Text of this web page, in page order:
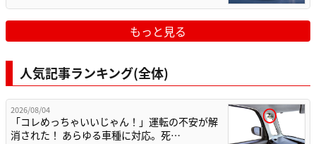
もっと見る
人気記事ランキング(全体)
2026/08/04
「コレめっちゃいいじゃん！」運転の不安が解
消された！ あらゆる車種に対応。死…